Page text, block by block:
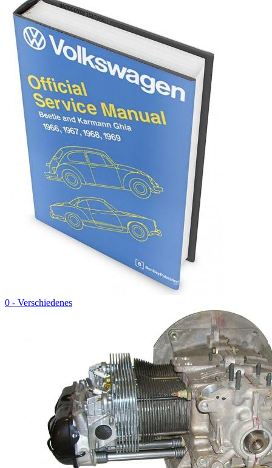
0 - Verschiedenes